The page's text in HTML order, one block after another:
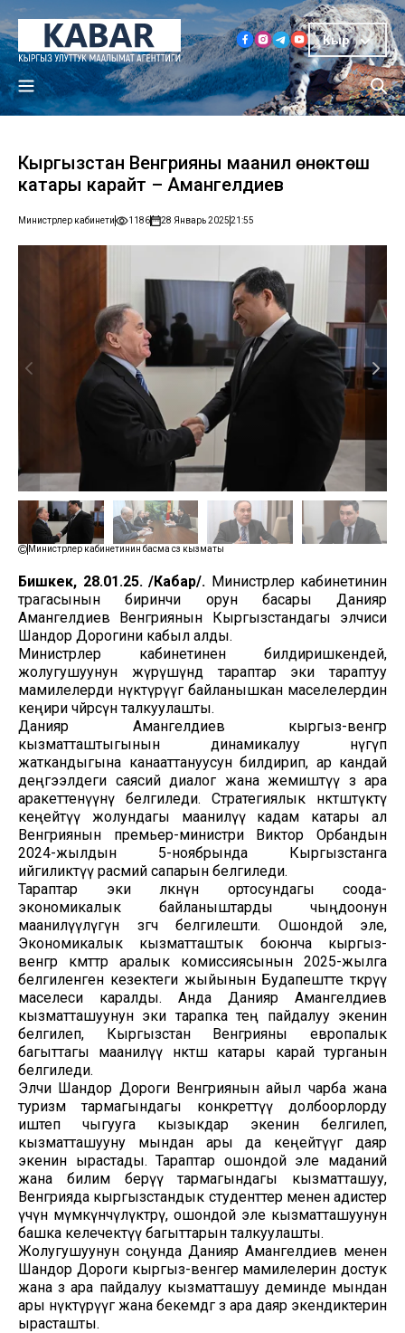
Кыр
Кыргызстан Венгрияны маанилүү өнөктөш
катары карайт – Амангелдиев
Министрлер кабинети 1186 28 Январь 202521:55
Министрлер кабинетинин басма сөз кызматы
Бишкек, 28.01.25. /Кабар/. Министрлер кабинетинин
төрагасынын биринчи орун басары Данияр
Амангелдиев Венгриянын Кыргызстандагы элчиси
Шандор Дорогини кабыл алды.
Министрлер кабинетинен билдиришкендей,
жолугушуунун жүрүшүндө тараптар эки тараптуу
мамилелерди өнүктүрүүгө байланышкан маселелердин
кеңири чөйрөсүн талкуулашты.
Данияр Амангелдиев кыргыз-венгр
кызматташтыгынын динамикалуу өнүгүп
жаткандыгына канааттануусун билдирип, ар кандай
деңгээлдеги саясий диалог жана жемиштүү өз ара
аракеттенүүнү белгиледи. Стратегиялык өнөктөштүктү
кеңейтүү жолундагы маанилүү кадам катары ал
Венгриянын премьер-министри Виктор Орбандын
2024-жылдын 5-ноябрында Кыргызстанга
ийгиликтүү расмий сапарын белгиледи.
Тараптар эки өлкөнүн ортосундагы соода-
экономикалык байланыштарды чыңдоонун
маанилүүлүгүн өзгөчө белгилешти. Ошондой эле,
Экономикалык кызматташтык боюнча кыргыз-
венгр өкмөттөр аралык комиссиясынын 2025-жылга
белгиленген кезектеги жыйынын Будапештте өткөрүү
маселеси каралды. Анда Данияр Амангелдиев
кызматташуунун эки тарапка тең пайдалуу экенин
белгилеп, Кыргызстан Венгрияны европалык
багыттагы маанилүү өнөктөш катары карай турганын
белгиледи.
Элчи Шандор Дороги Венгриянын айыл чарба жана
туризм тармагындагы конкреттүү долбоорлорду
иштеп чыгууга кызыкдар экенин белгилеп,
кызматташууну мындан ары да кеңейтүүгө даяр
экенин ырастады. Тараптар ошондой эле маданий
жана билим берүү тармагындагы кызматташуу,
Венгрияда кыргызстандык студенттер менен адистер
үчүн мүмкүнчүлүктөрү, ошондой эле кызматташуунун
башка келечектүү багыттарын талкуулашты.
Жолугушуунун соңунда Данияр Амангелдиев менен
Шандор Дороги кыргыз-венгер мамилелерин достук
жана өз ара пайдалуу кызматташуу деминде мындан
ары өнүктүрүүгө жана бекемдөөгө өз ара даяр экендиктерин
ырасташты.